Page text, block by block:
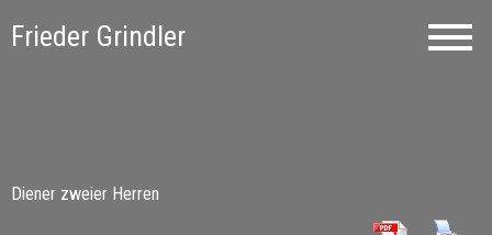
Frieder Grindler
Diener zweier Herren